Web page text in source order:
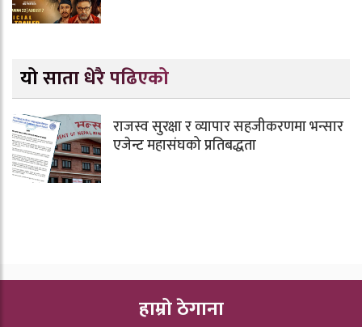
यो साता धेरै पढिएको
राजस्व सुरक्षा र व्यापार सहजीकरणमा भन्सार
एजेन्ट महासंघको प्रतिबद्धता
हाम्रो ठेगाना